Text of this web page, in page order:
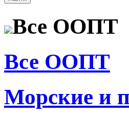
Все ООПТ
Все ООПТ
Морские и